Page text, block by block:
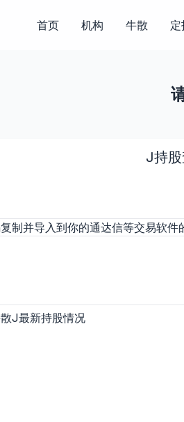
首页 机构 牛散 定
J持
制并导入到你的通达信等交易软件
J最新持股情况